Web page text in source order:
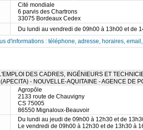
Cité mondiale
6 parvis des Chartrons
33075 Bordeaux Cedex
Du lundi au vendredi de 09h00 à 13h00 et de
d'informations : téléphone, adresse, horaires,
DES CADRES, INGÉNIEURS ET
- NOUVELLE-AQUITAINE - AGENCE DE
Agropôle
2133 route de Chauvigny
CS 75005
86550 Mignaloux-Beauvoir
Du lundi au jeudi de 09h00 à 12h30 et de
Le vendredi de 09h00 à 12h30 et de 13h30 à